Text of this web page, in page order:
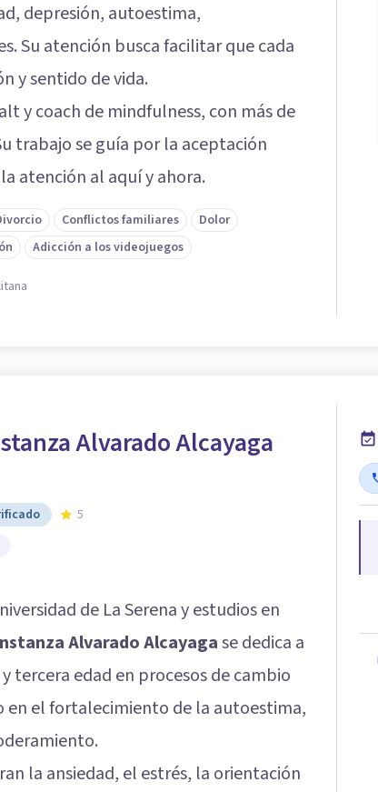
depresión, autoestima,
Su atención busca facilitar que cada
y sentido de vida.
y coach de mindfulness, con más de
trabajo se guía por la aceptación
atención al aquí y ahora.
Conflictos familiares
Dolor
Adicción a los videojuegos
Alvarado Alcayaga
5
de La Serena y estudios en
Alvarado Alcayagase dedica a
tercera edad en procesos de cambio
en el fortalecimiento de la autoestima,
la ansiedad, el estrés, la orientación